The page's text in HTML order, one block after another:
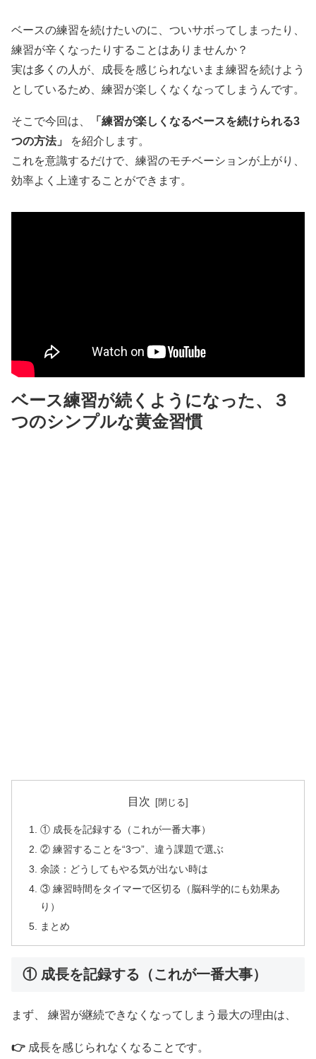
ベースの練習を続けたいのに、ついサボってしまったり、
練習が辛くなったりすることはありませんか？
実は多くの人が、成長を感じられないまま練習を続けよう
としているため、練習が楽しくなくなってしまうんです。
そこで今回は、
「練習が楽しくなるベースを続けられる3
つの方法」
を紹介します。
これを意識するだけで、練習のモチベーションが上がり、
効率よく上達することができます。
ベース練習が続くようになった、３
つのシンプルな黄金習慣
目次
① 成長を記録する（これが一番大事）
② 練習することを“3つ”、違う課題で選ぶ
余談：どうしてもやる気が出ない時は
③ 練習時間をタイマーで区切る（脳科学的にも効果あ
り）
まとめ
① 成長を記録する（これが一番大事）
まず、 練習が継続できなくなってしまう最大の理由は、
👉 成長を感じられなくなることです。